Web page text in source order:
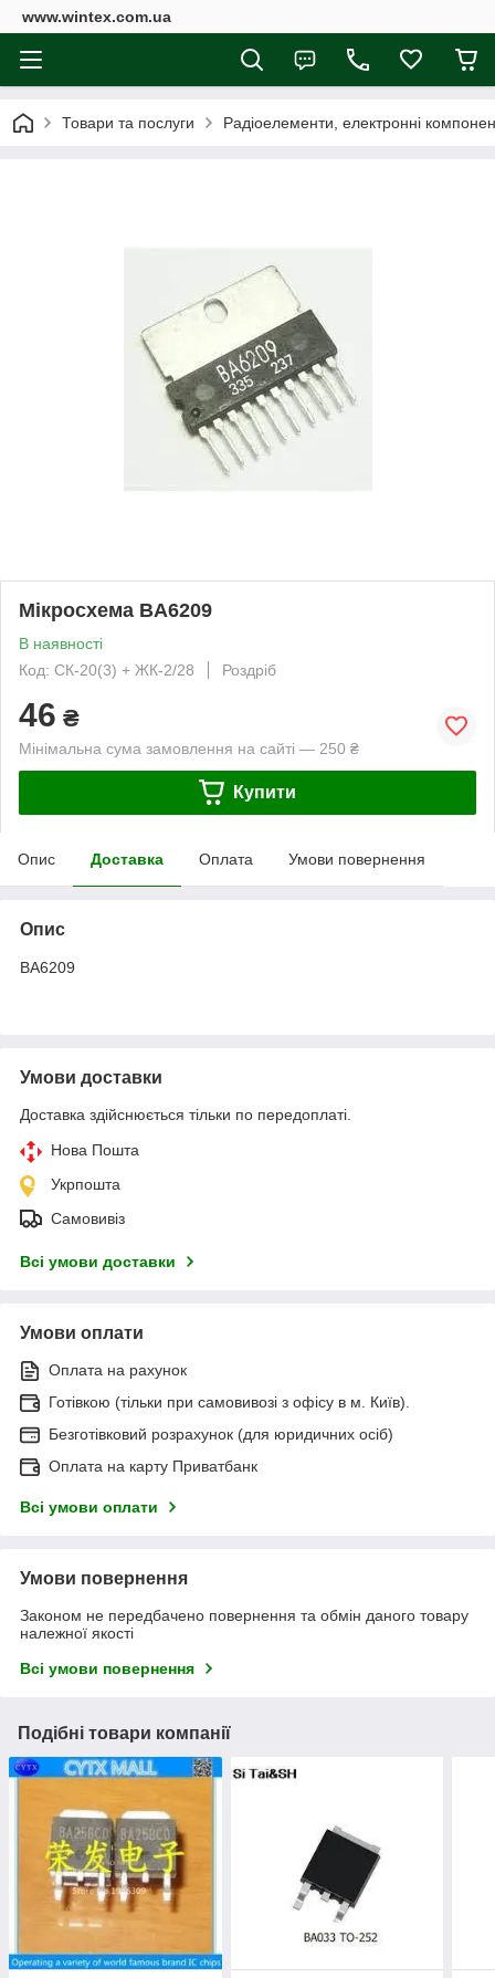
www.wintex.com.ua
Товари та послуги Радіоелементи, електронні
Мікросхема BA6209
В наявності
Код: СК-20(3) + ЖК-2/28
Роздріб
46 ₴
Мінімальна сума замовлення на сайті — 250 ₴
Купити
Опис Доставка Оплата Умови повернення
Опис
BA6209
Умови доставки
Доставка здійснюється тільки по передоплаті.
Нова Пошта
Укрпошта
Самовивіз
Всі умови доставки
Умови оплати
Оплата на рахунок
Готівкою (тільки при самовивозі з офісу в м. Київ).
Безготівковий розрахунок (для юридичних осіб)
Оплата на карту Приватбанк
Всі умови оплати
Умови повернення
Законом не передбачено повернення та обмін даного товару
належної якості
Всі умови повернення
Подібні товари компанії